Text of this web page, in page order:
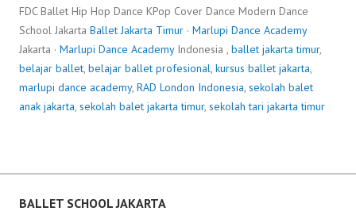
FDC Ballet Hip Hop Dance KPop Cover Dance Modern Dance
School Jakarta Ballet Jakarta Timur · Marlupi Dance Academy
Jakarta · Marlupi Dance AcademyIndonesia , ballet jakarta timur,
belajar ballet, belajar ballet profesional, kursus ballet jakarta,
marlupi dance academy, RAD London Indonesia, sekolah balet
anak jakarta, sekolah balet jakarta timur, sekolah tari jakarta timur
BALLET SCHOOL JAKARTA